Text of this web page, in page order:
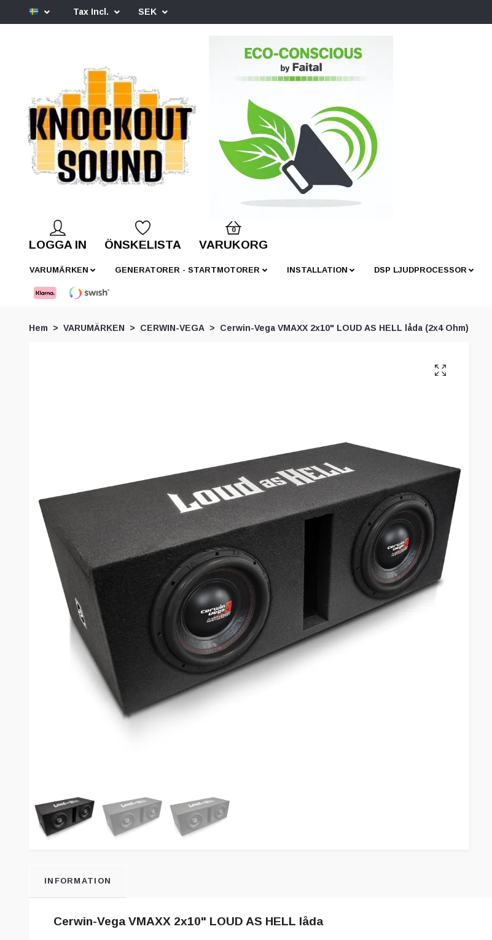
Tax Incl. SEK
LOGGA IN ÖNSKELISTA
0
VARUKORG
VARUMÄRKEN GENERATORER - STARTMOTORER INSTALLATION DSP LJUDPROCESSOR
Hem VARUMÄRKEN CERWIN-VEGA Cerwin-Vega VMAXX 2x10" LOUD AS HELL låda (2x4 Ohm)
INFORMATION
Cerwin-Vega VMAXX 2x10" LOUD AS HELL låda